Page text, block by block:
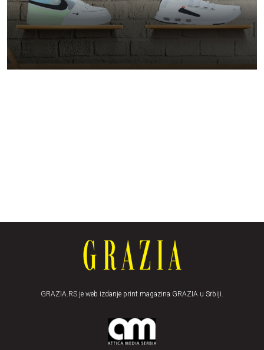
GRAZIA.RS je web izdanje print magazina GRAZIA u Srbiji.